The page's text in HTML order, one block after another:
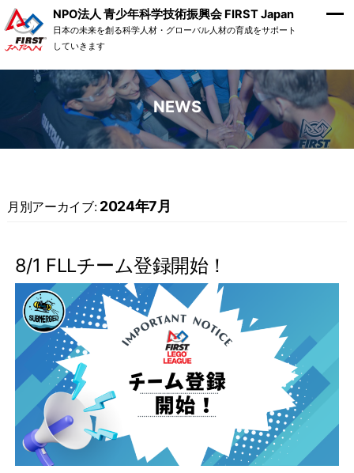
NPO法人 青少年科学技術振興会 FIRST Japan
日本の未来を創る科学人材・グローバル人材の育成をサポート
していきます
NEWS
月別アーカイブ: 2024年7月
8/1 FLLチーム登録開始！